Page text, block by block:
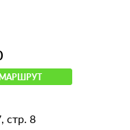
стр. 8